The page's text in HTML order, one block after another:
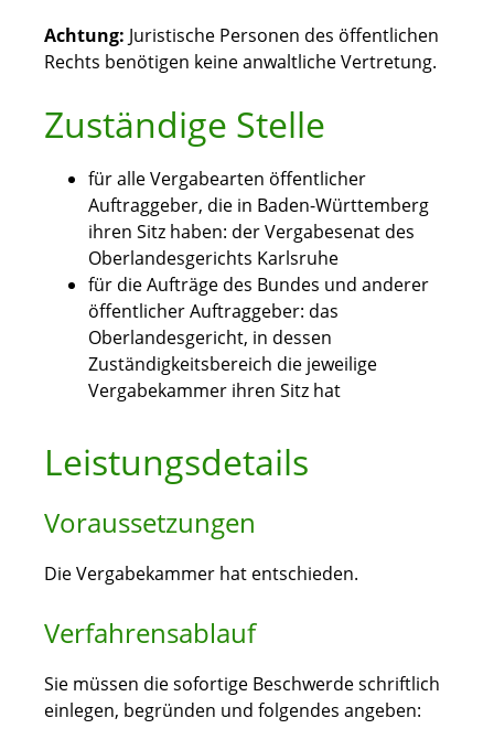
Achtung: Juristische Personen des öffentlichen
Rechts benötigen keine anwaltliche Vertretung.
Zuständige Stelle
für alle Vergabearten öffentlicher
Auftraggeber, die in Baden-Württemberg
ihren Sitz haben: der Vergabesenat des
Oberlandesgerichts Karlsruhe
für die Aufträge des Bundes und anderer
öffentlicher Auftraggeber: das
Oberlandesgericht, in dessen
Zuständigkeitsbereich die jeweilige
Vergabekammer ihren Sitz hat
Leistungsdetails
Voraussetzungen
Die Vergabekammer hat entschieden.
Verfahrensablauf
Sie müssen die sofortige Beschwerde schriftlich
einlegen, begründen und folgendes angeben: